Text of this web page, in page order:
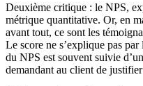
Deuxième critique : le NPS,
métrique quantitative. Or, en
avant tout, ce sont les
Le score ne s’explique pas
du NPS est souvent suivie
demandant au client de